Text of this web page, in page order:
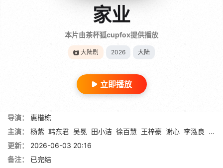
家业
本片由茶杯狐cupfox提供播放
大陆剧 2026 大陆
立即播放
导演：
惠楷栋
主演：
杨紫 韩东君 吴冕 田小洁 徐百慧 王梓豪 谢心 李泓良 杨斯
更新：
2026-06-03 20:16
备注：
已完结